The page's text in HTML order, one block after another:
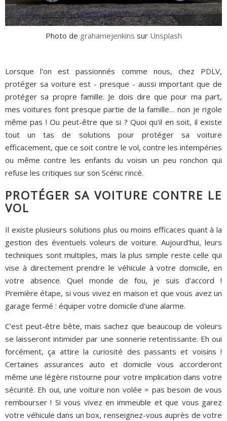
Photo de grahamejenkins sur Unsplash
Lorsque l'on est passionnés comme nous, chez PDLV,
protéger sa voiture est - presque - aussi important que de
protéger sa propre famille. Je dois dire que pour ma part,
mes voitures font presque partie de la famille… non je rigole
même pas ! Ou peut-être que si ? Quoi qu'il en soit, il existe
tout un tas de solutions pour protéger sa voiture
efficacement, que ce soit contre le vol, contre les intempéries
ou même contre les enfants du voisin un peu ronchon qui
refuse les critiques sur son Scénic rincé.
PROTÉGER SA VOITURE CONTRE LE
VOL
Il existe plusieurs solutions plus ou moins efficaces quant à la
gestion des éventuels voleurs de voiture. Aujourd'hui, leurs
techniques sont multiples, mais la plus simple reste celle qui
vise à directement prendre le véhicule à votre domicile, en
votre absence. Quel monde de fou, je suis d'accord !
Première étape, si vous vivez en maison et que vous avez un
garage fermé : équiper votre domicile d'une alarme.
C'est peut-être bête, mais sachez que beaucoup de voleurs
se laisseront intimider par une sonnerie retentissante. Eh oui
forcément, ça attire la curiosité des passants et voisins !
Certaines assurances auto et domicile vous accorderont
même une légère ristourne pour votre implication dans votre
sécurité. Eh oui, une voiture non volée = pas besoin de vous
rembourser ! Si vous vivez en immeuble et que vous garez
votre véhicule dans un box, renseignez-vous auprès de votre